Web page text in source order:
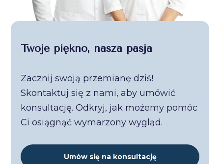
Twoje piękno, nasza pasja
Zacznij swoją przemianę dziś!
Skontaktuj się z nami, aby umówić
konsultację. Odkryj, jak możemy pomóc
Ci osiągnąć wymarzony wygląd.
Umów się na konsultację